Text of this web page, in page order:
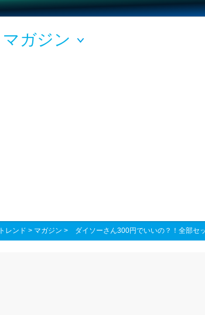
マガジン
トレンド > マガジン > ダイソーさん300円でいいの？！全部セ